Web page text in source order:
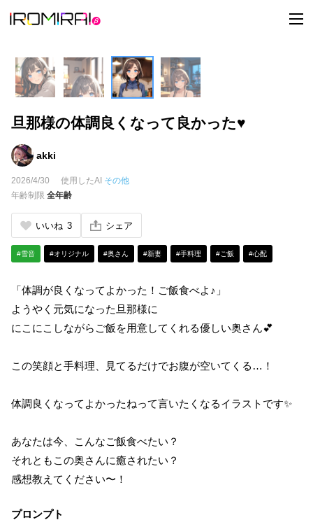
t
o
旦那様の体調良くなって良かった♥
akki
2026/4/30 使用したAI その他
年齢制限 全年齢
いいね 3 シェア
#雪音 #オリジナル #奥さん #新妻 #手料理 #ご飯 #心配
「体調が良くなってよかった！ご飯食べよ♪」
ようやく元気になった旦那様に
にこにこしながらご飯を用意してくれる優しい奥さん💕
この笑顔と手料理、見てるだけでお腹が空いてくる…！
体調良くなってよかったねって言いたくなるイラストです✨
あなたは今、こんなご飯食べたい？
それともこの奥さんに癒されたい？
感想教えてください〜！
プロンプト